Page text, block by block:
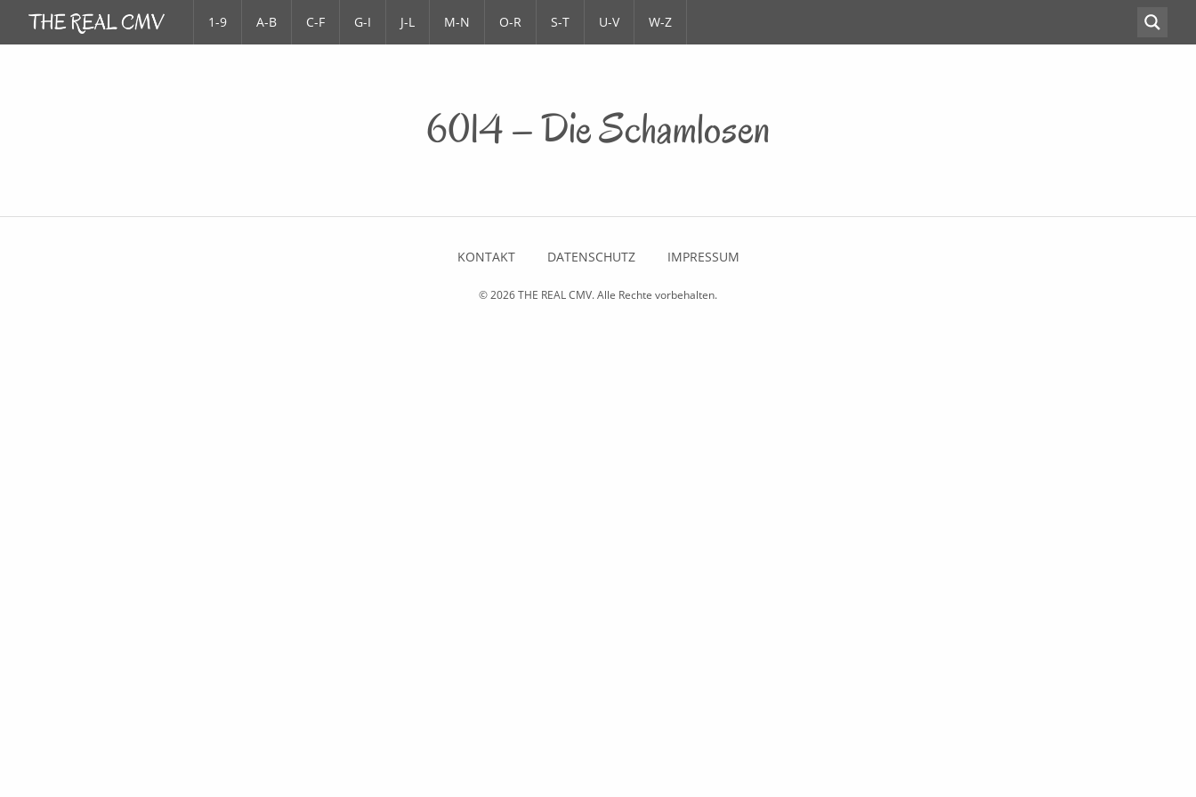
1-9 A-B C-F G-I J-L M-N O-R S-T U-V W-Z
6014 – Die Schamlosen
KONTAKT DATENSCHUTZ IMPRESSUM
© 2026THE REAL CMV. Alle Rechte vorbehalten.